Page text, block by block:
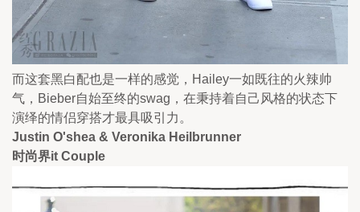
而这套黑白配也是一样的感觉，Hailey一如既往的火辣帅
气，Bieber自始至终的swag，在秉持着自己风格的状态下
演绎的情侣穿搭才最具吸引力。
Justin O'shea & Veronika Heilbrunner
时尚界it Couple